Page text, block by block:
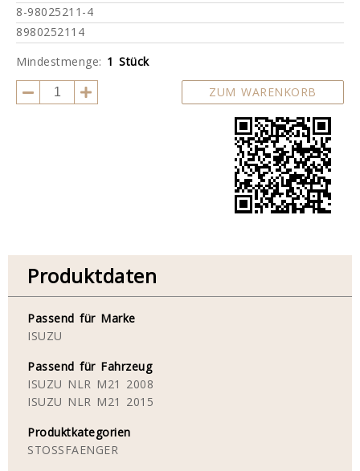
8-98025211-4
8980252114
Mindestmenge: 1 Stück
ZUM WARENKORB
HINZUFÜGEN
Produktdaten
Passend für Marke
ISUZU
Passend für Fahrzeug
ISUZU NLR M21 2008
ISUZU NLR M21 2015
Produktkategorien
STOSSFAENGER